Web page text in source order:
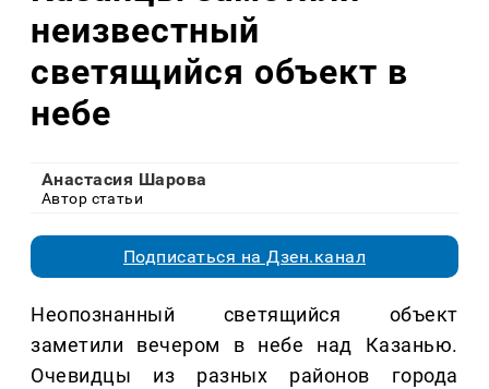
неизвестный
светящийся объект в
небе
Анастасия Шарова
Автор статьи
Подписаться на Дзен.канал
Неопознанный светящийся объект
заметили вечером в небе над Казанью.
Очевидцы из разных районов города